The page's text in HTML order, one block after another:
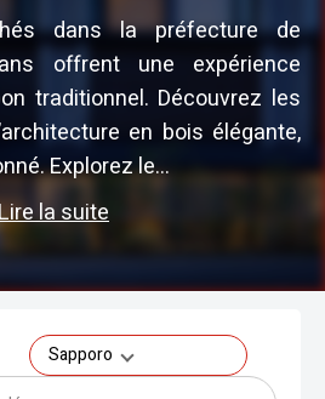
dans la préfecture de
offrent une expérience
traditionnel. Découvrez les
en bois élégante,
Explorez le...
la suite
Sapporo